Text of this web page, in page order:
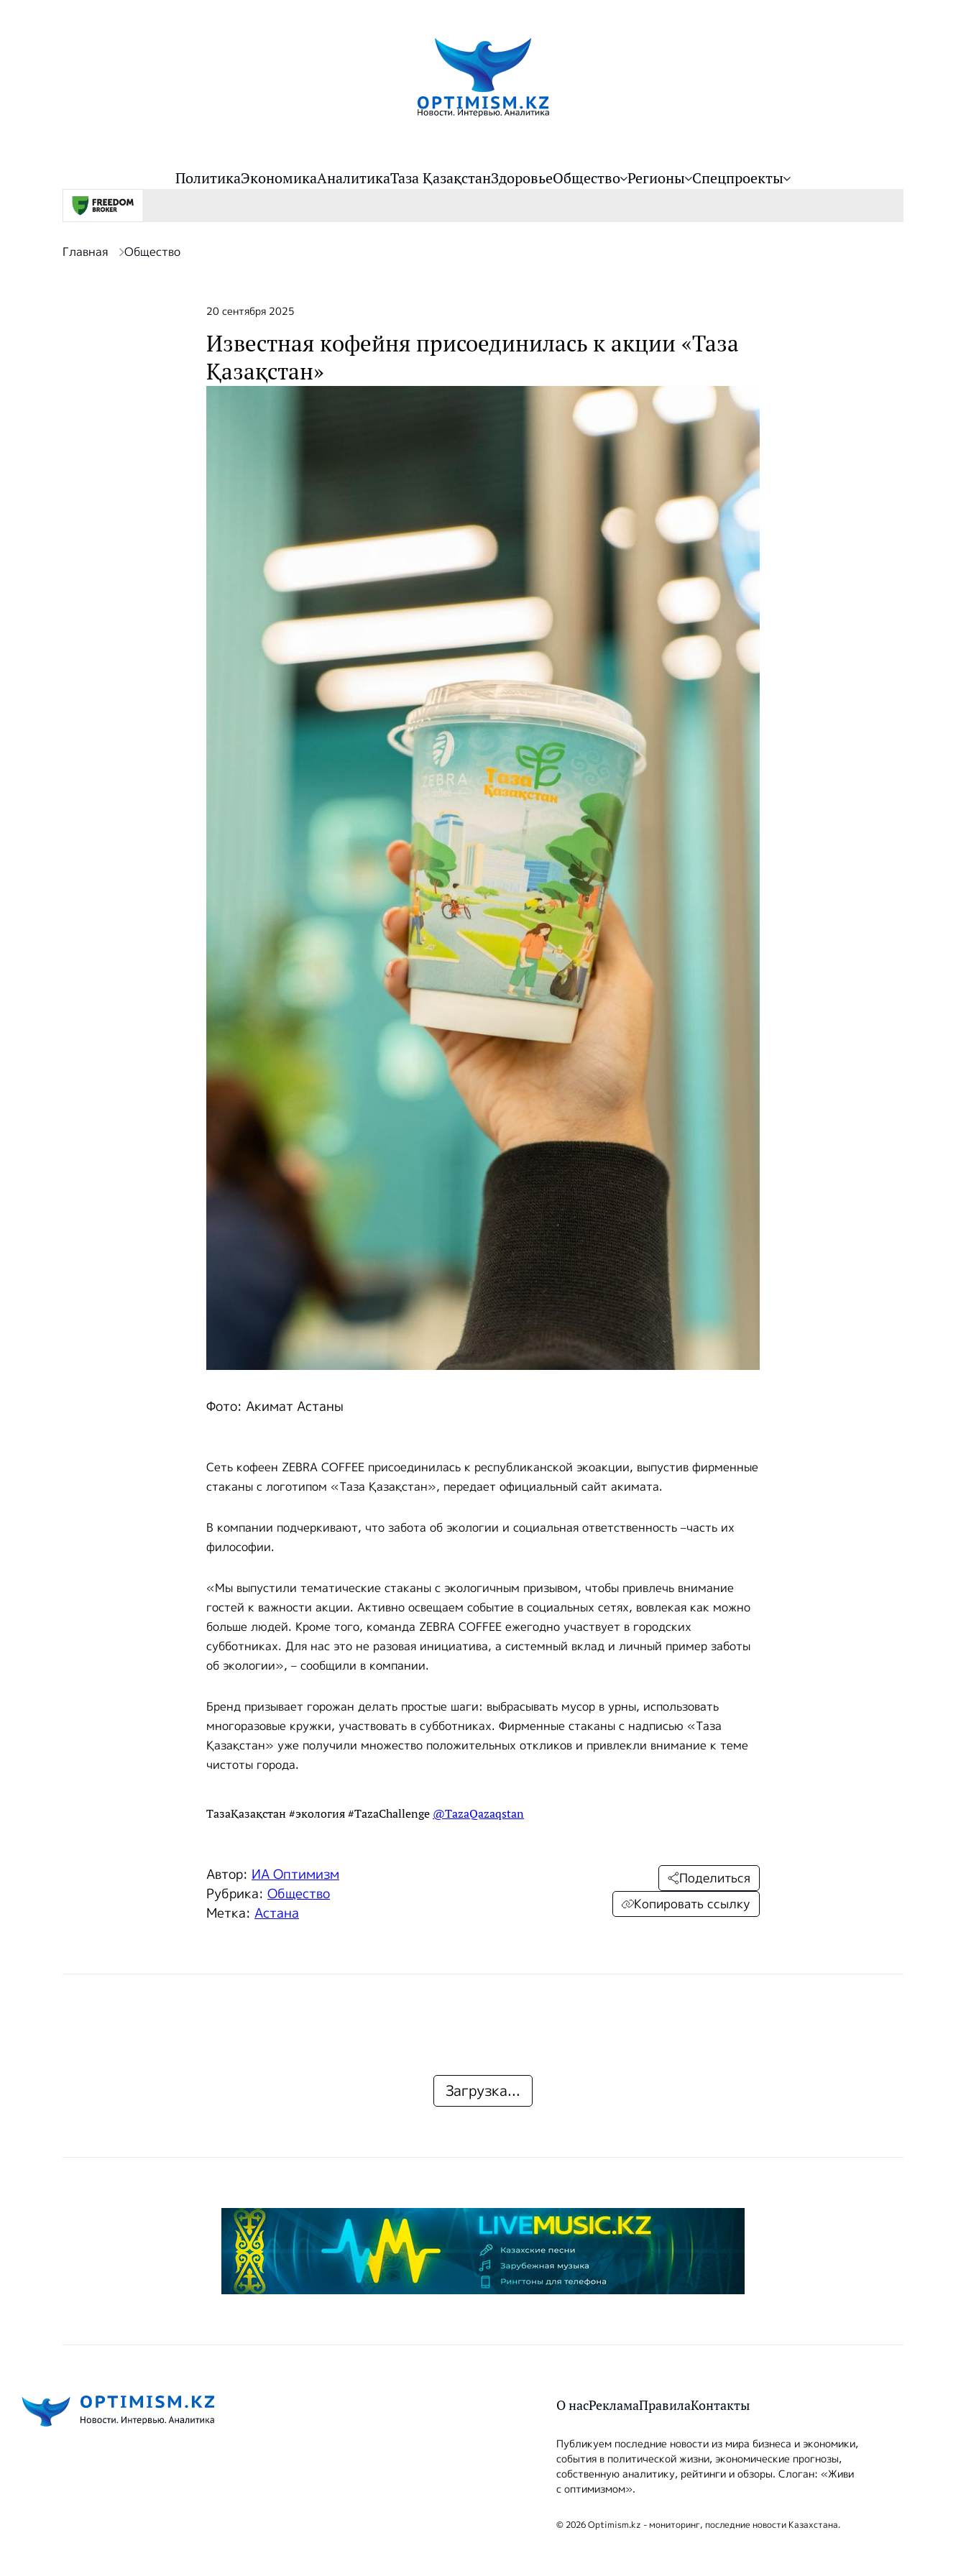
ПолитикаЭкономикаАналитикаТаза ҚазақстанЗдоровьеОбщество Регионы Спецпроекты
Главная Общество
20 сентября 2025
Известная кофейня присоединилась к акции «Таза
Қазақстан»
Фото: Акимат Астаны
Сеть кофеен ZEBRA COFFEE присоединилась к республиканской экоакции, выпустив фирменные
стаканы с логотипом «Таза Қазақстан», передает официальный сайт акимата.
В компании подчеркивают, что забота об экологии и социальная ответственность –часть их
философии.
«Мы выпустили тематические стаканы с экологичным призывом, чтобы привлечь внимание
гостей к важности акции. Активно освещаем событие в социальных сетях, вовлекая как можно
больше людей. Кроме того, команда ZEBRA COFFEE ежегодно участвует в городских
субботниках. Для нас это не разовая инициатива, а системный вклад и личный пример заботы
об экологии», – сообщили в компании.
Бренд призывает горожан делать простые шаги: выбрасывать мусор в урны, использовать
многоразовые кружки, участвовать в субботниках. Фирменные стаканы с надписью «Таза
Қазақстан» уже получили множество положительных откликов и привлекли внимание к теме
чистоты города.
ТазаҚазақстан #экология #TazaChallenge @TazaQazaqstan
Автор: ИА Оптимизм
Рубрика: Общество
Метка: Астана
Поделиться
Копировать ссылку
Загрузка...
О насРекламаПравилаКонтакты
Публикуем последние новости из мира бизнеса и экономики,
события в политической жизни, экономические прогнозы,
собственную аналитику, рейтинги и обзоры. Слоган: «Живи
с оптимизмом».
© 2026 Optimism.kz - мониторинг, последние новости Казахстана.